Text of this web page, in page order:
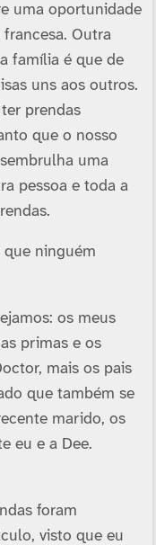
uma oportunidade
Outra
família é que de
uns aos outros.
prendas
que o nosso
uma
pessoa e toda a
que ninguém
os meus
primas e os
mais os pais
que também se
marido, os
eu e a Dee.
foram
visto que eu